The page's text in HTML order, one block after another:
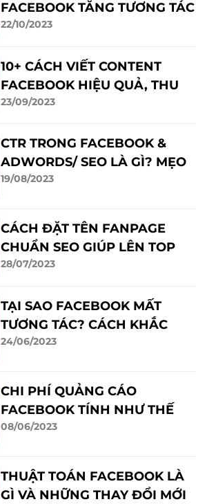
FACEBOOK TĂNG TƯƠNG TÁC
22/10/2023
10+ CÁCH VIẾT CONTENT
FACEBOOK HIỆU QUẢ, THU
HÚT KHÁCH HÀNG
23/09/2023
CTR TRONG FACEBOOK &
ADWORDS/ SEO LÀ GÌ? MẸO
HAY TĂNG CTR
19/08/2023
CÁCH ĐẶT TÊN FANPAGE
CHUẨN SEO GIÚP LÊN TOP
HIỆU QUẢ
28/07/2023
TẠI SAO FACEBOOK MẤT
TƯƠNG TÁC? CÁCH KHẮC
PHỤC HIỆU QUẢ
24/06/2023
CHI PHÍ QUẢNG CÁO
FACEBOOK TÍNH NHƯ THẾ
NÀO?
08/06/2023
THUẬT TOÁN FACEBOOK LÀ
GÌ VÀ NHỮNG THAY ĐỔI MỚI